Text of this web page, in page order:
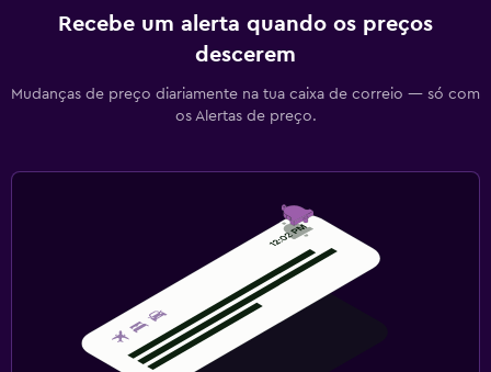
Recebe um alerta quando os preços
descerem
Mudanças de preço diariamente na tua caixa de correio — só com
os Alertas de preço.